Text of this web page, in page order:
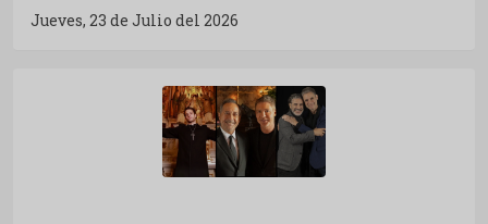
Jueves, 23 de Julio del 2026